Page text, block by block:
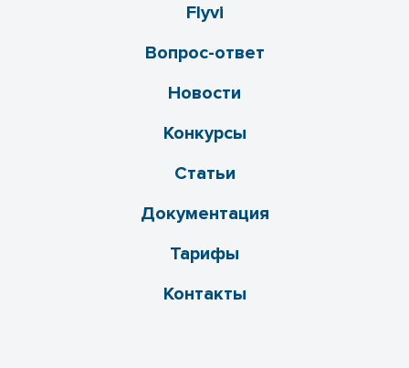
Flyvi
Вопрос-ответ
Новости
Конкурсы
Статьи
Документация
Тарифы
Контакты